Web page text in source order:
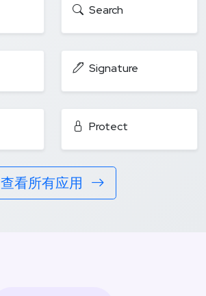
Search
Signature
Protect
查看所有应用